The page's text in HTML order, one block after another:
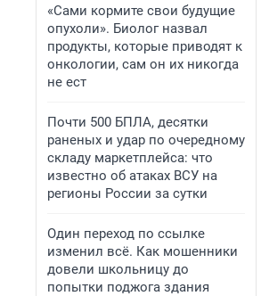
«Сами кормите свои будущие
опухоли». Биолог назвал
продукты, которые приводят к
онкологии, сам он их никогда
не ест
Почти 500 БПЛА, десятки
раненых и удар по очередному
складу маркетплейса: что
известно об атаках ВСУ на
регионы России за сутки
Один переход по ссылке
изменил всё. Как мошенники
довели школьницу до
попытки поджога здания